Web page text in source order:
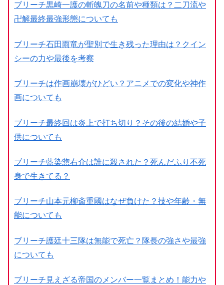
ブリーチ黒崎一護の斬魄刀の名前や種類は？二刀流や
卍解最終最強形態についても
ブリーチ石田雨竜が聖別で生き残った理由は？クイン
シーの力や最後を考察
ブリーチは作画崩壊がひどい？アニメでの変化や神作
画についても
ブリーチ最終回は炎上で打ち切り？その後の結婚や子
供についても
ブリーチ藍染惣右介は誰に殺された？死んだふり不死
身で生きてる？
ブリーチ山本元柳斎重國はなぜ負けた？技や年齢・無
能についても
ブリーチ護廷十三隊は無能で死亡？隊長の強さや最強
についても
ブリーチ見えざる帝国のメンバー一覧まとめ！能力や